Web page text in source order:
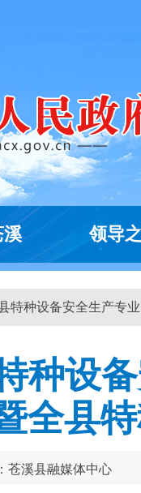
领导
特种设备安全生产专
种设
全县
苍溪县融媒体中心